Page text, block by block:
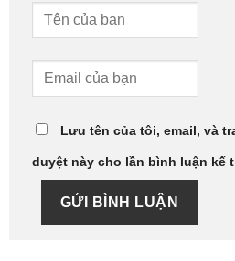
Lưu tên của tôi, email, và
duyệt này cho lần bình luận kế
GỬI BÌNH LUẬN